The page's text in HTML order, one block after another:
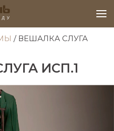
/ ВЕШАЛКА СЛУГА
ИСП.1